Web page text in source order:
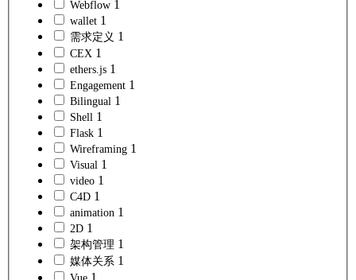
Webflow 1
wallet 1
需求定义 1
CEX 1
ethers.js 1
Engagement 1
Bilingual 1
Shell 1
Flask 1
Wireframing 1
Visual 1
video 1
C4D 1
animation 1
2D 1
架构管理 1
媒体关系 1
1